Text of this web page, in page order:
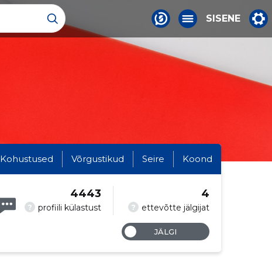
SISENE
Kohustused Võrgustikud Seire Koond
? profiili külastust
4443
? ettevõtte jälgijat
4
JÄLGI